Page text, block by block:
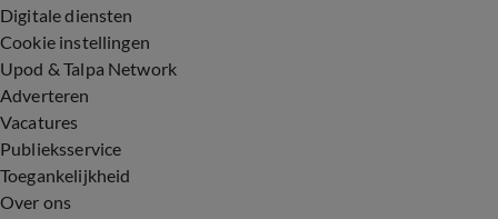
Digitale diensten
Cookie instellingen
Upod & Talpa Network
Adverteren
Vacatures
Publieksservice
Toegankelijkheid
Over ons